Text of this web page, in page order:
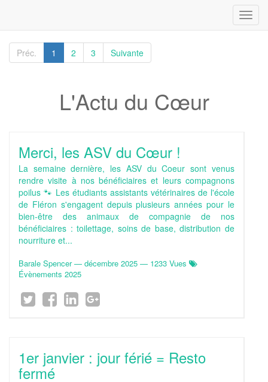
Préc. 1 2 3 Suivante
L'Actu du Cœur
Merci, les ASV du Cœur !
La semaine dernière, les ASV du Coeur sont venus
rendre visite à nos bénéficiaires et leurs compagnons
poilus 🐾 Les étudiants assistants vétérinaires de l'école
de Fléron s'engagent depuis plusieurs années pour le
bien-être des animaux de compagnie de nos
bénéficiaires : toilettage, soins de base, distribution de
nourriture et...
Barale Spencer— décembre 2025 — 1233 Vues
Évènements 2025
1er janvier : jour férié = Resto
fermé